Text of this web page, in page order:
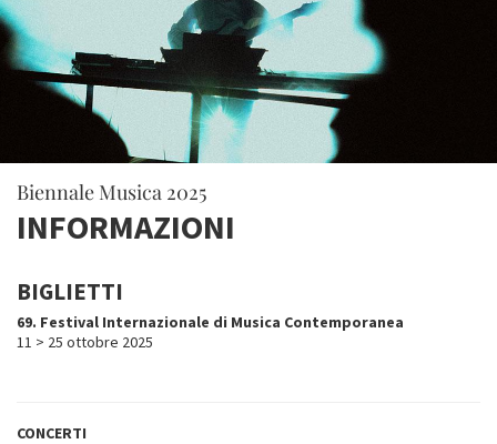
Biennale Musica 2025
INFORMAZIONI
BIGLIETTI
69. Festival Internazionale di Musica Contemporanea
11 > 25 ottobre 2025
CONCERTI